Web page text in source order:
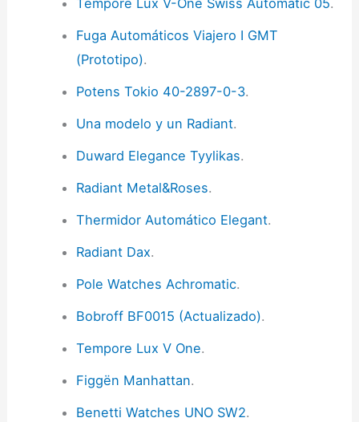
Tempore Lux V-One Swiss Automatic 05.
Fuga Automáticos Viajero I GMT
(Prototipo).
Potens Tokio 40-2897-0-3.
Una modelo y un Radiant.
Duward Elegance Tyylikas.
Radiant Metal&Roses.
Thermidor Automático Elegant.
Radiant Dax.
Pole Watches Achromatic.
Bobroff BF0015 (Actualizado).
Tempore Lux V One.
Figgën Manhattan.
Benetti Watches UNO SW2.